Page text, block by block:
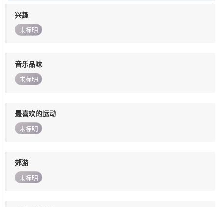
兴趣
未标明
音乐品味
未标明
最喜欢的运动
未标明
郊游
未标明